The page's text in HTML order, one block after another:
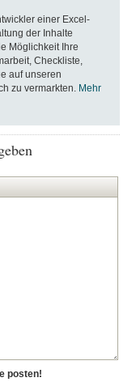
einer Excel-
der Inhalte
Möglichkeit Ihre
Checkliste,
auf unseren
zu vermarkten. Mehr
posten!